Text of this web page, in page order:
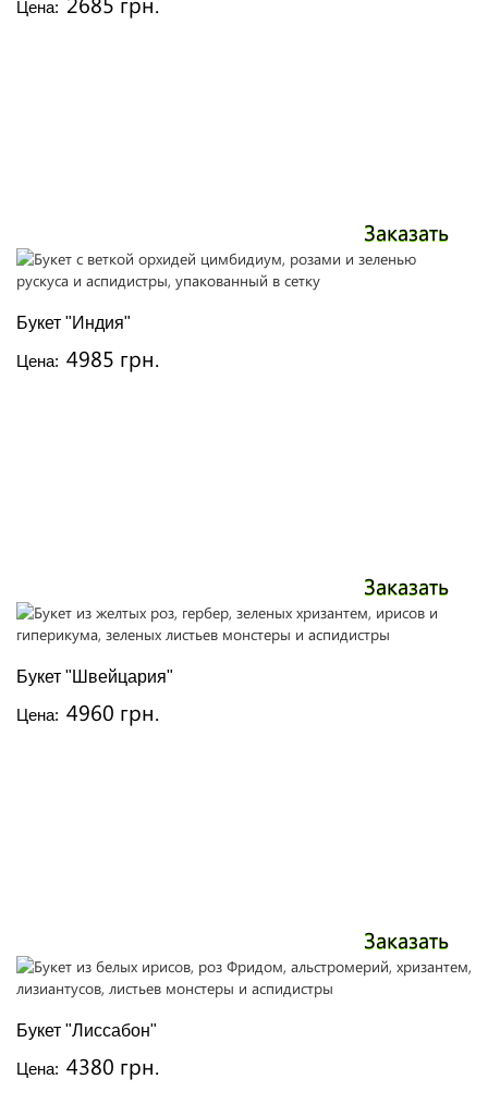
Цена:
Заказать
Букет "Индия"
Цена: 4985 грн.
Заказать
Букет "Швейцария"
Цена: 4960 грн.
Заказать
Букет "Лиссабон"
Цена: 4380 грн.